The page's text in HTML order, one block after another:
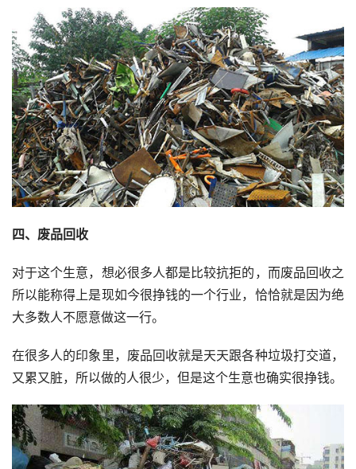
四、废品回收
对于这个生意，想必很多人都是比较抗拒的，而废品回收之
所以能称得上是现如今很挣钱的一个行业，恰恰就是因为绝
大多数人不愿意做这一行。
在很多人的印象里，废品回收就是天天跟各种垃圾打交道，
又累又脏，所以做的人很少，但是这个生意也确实很挣钱。